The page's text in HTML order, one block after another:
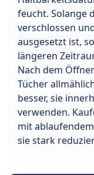
feucht. Solange
verschlossen
ausgesetzt ist,
längeren
Nach dem
Tücher
besser, sie
verwenden.
mit
sie stark